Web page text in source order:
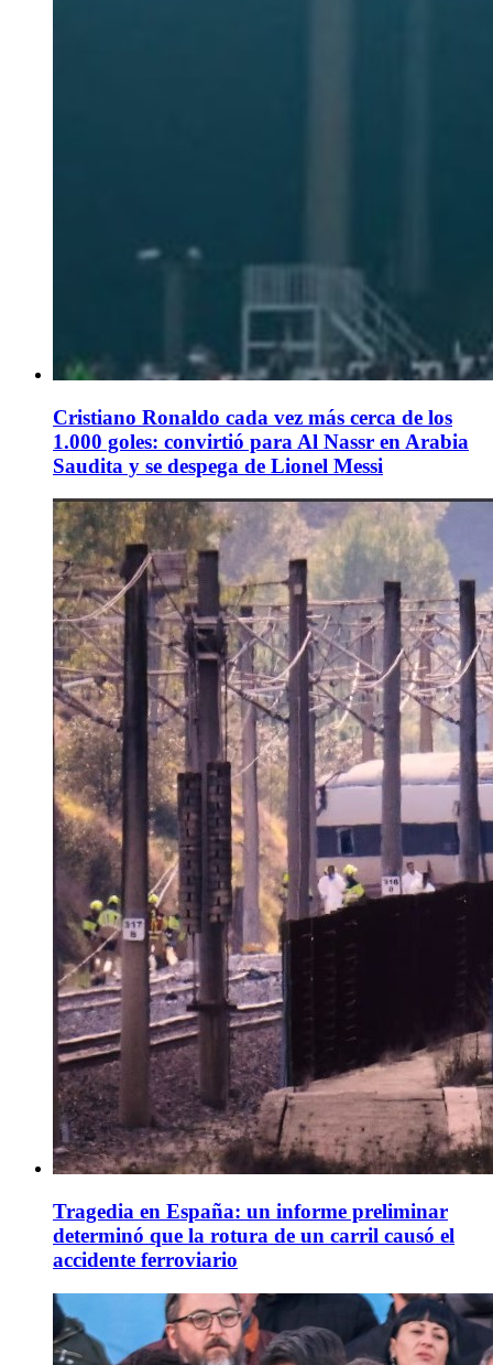
Cristiano Ronaldo cada vez más cerca de los
1.000 goles: convirtió para Al Nassr en Arabia
Saudita y se despega de Lionel Messi
Tragedia en España: un informe preliminar
determinó que la rotura de un carril causó el
accidente ferroviario